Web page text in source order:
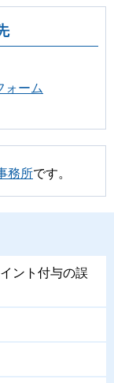
ォーム
務所です。
ント付与の誤